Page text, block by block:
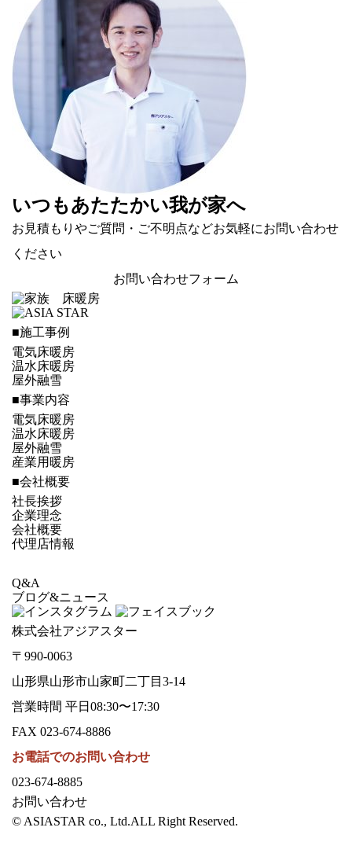
いつもあたたかい我が家へ
お見積もりやご質問・ご不明点などお気軽にお問い合わせ
ください
お問い合わせフォーム
■施工事例
電気床暖房
温水床暖房
屋外融雪
■事業内容
電気床暖房
温水床暖房
屋外融雪
産業用暖房
■会社概要
社長挨拶
企業理念
会社概要
代理店情報
Q&A
ブログ&ニュース
株式会社アジアスター
〒990-0063
山形県山形市山家町二丁目3-14
営業時間 平日08:30〜17:30
FAX 023-674-8886
お電話でのお問い合わせ
023-674-8885
お問い合わせ
©︎ ASIASTAR co., Ltd.ALL Right Reserved.